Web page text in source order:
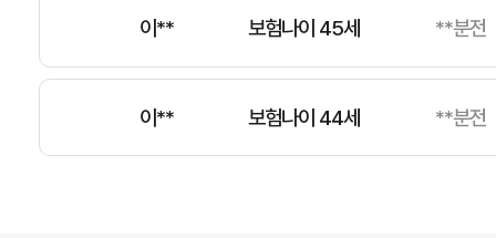
이** 보험나이 44세 **분전
김** 보험나이 41세 **분전